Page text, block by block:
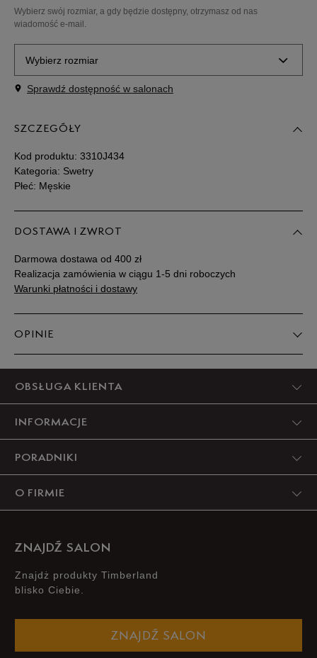
Wybierz swój rozmiar, a gdy będzie dostępny, otrzymasz od nas
wiadomość e-mail.
Wybierz rozmiar
Powiadom o
dostępności
XXXL
Sprawdź dostępność w salonach
SZCZEGÓŁY
Kod produktu: 3310J434
Kategoria: Swetry
Płeć: Męskie
DOSTAWA I ZWROT
Darmowa dostawa od 400 zł
Realizacja zamówienia w ciągu 1-5 dni roboczych
Warunki płatności i dostawy
OPINIE
OBSŁUGA KLIENTA
INFORMACJE
PORADNIKI
O FIRMIE
ZNAJDŹ SALON
Znajdż produkty Timberland
blisko Ciebie.
ZNAJDŹ SALON